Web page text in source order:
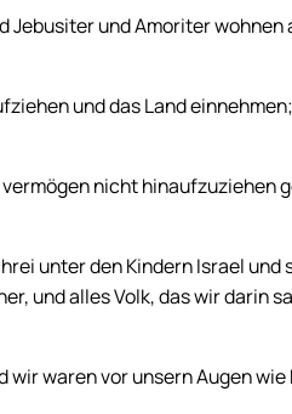
und Amoriter wohnen
und das Land
nicht hinaufzuziehen
unter den Kindern Israel und
und alles Volk, das wir darin
wir waren vor unsern Augen